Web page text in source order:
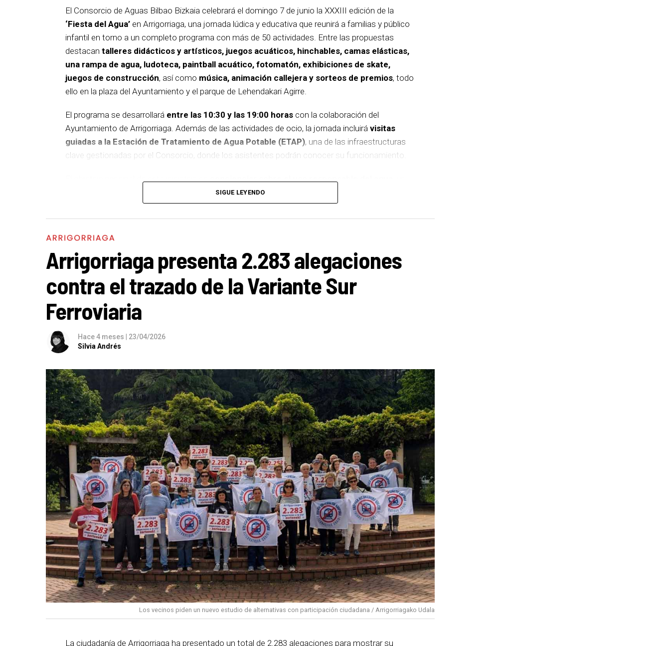
El Consorcio de Aguas Bilbao Bizkaia celebrará el domingo 7 de junio la XXXIII edición de la
‘Fiesta del Agua’ en Arrigorriaga, una jornada lúdica y educativa que reunirá a familias y público
infantil en torno a un completo programa con más de 50 actividades. Entre las propuestas
destacan talleres didácticos y artísticos, juegos acuáticos, hinchables, camas elásticas,
una rampa de agua, ludoteca, paintball acuático, fotomatón, exhibiciones de skate,
juegos de construcción, así como música, animación callejera y sorteos de premios, todo
ello en la plaza del Ayuntamiento y el parque de Lehendakari Agirre.
El programa se desarrollará entre las 10:30 y las 19:00 horas con la colaboración del
Ayuntamiento de Arrigorriaga. Además de las actividades de ocio, la jornada incluirá visitas
guiadas a la Estación de Tratamiento de Agua Potable (ETAP), una de las infraestructuras
clave gestionadas por el Consorcio, donde los asistentes podrán conocer su funcionamiento.
recurso esencial para la sostenibilidad y el equilibrio de los ecosistemas acuáticos, fomentando
hábitos de consumo más responsables, especialmente entre los más jóvenes. La organización
recomienda el uso del transporte público, especialmente Bizkaibus y Renfe Cercanías, ya que la
fiesta se desarrollará en el centro urbano del municipio.
SIGUE LEYENDO
ARRIGORRIAGA
Arrigorriaga presenta 2.283 alegaciones
contra el trazado de la Variante Sur
Ferroviaria
Hace 4 meses | 23/04/2026
Silvia Andrés
Los vecinos piden un nuevo estudio de alternativas con participación ciudadana / Arrigorriagako Udala
La ciudadanía de Arrigorriaga ha presentado un total de 2.283 alegaciones para mostrar su